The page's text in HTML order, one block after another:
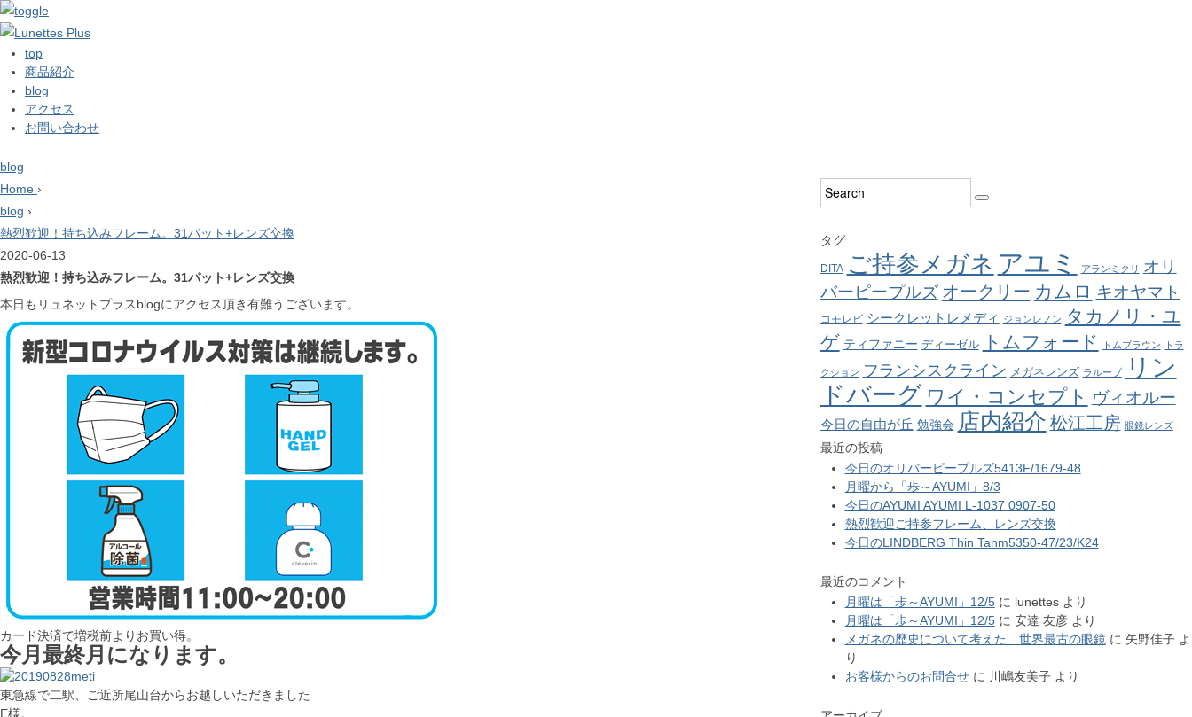
top
商品紹介
blog
アクセス
お問い合わせ
blog
Home ›
blog ›
熱烈歓迎！持ち込みフレーム。31パット+レンズ交換
2020-06-13
熱烈歓迎！持ち込みフレーム。31パット+レンズ交換
本日もリュネットプラスblogにアクセス頂き有難うございます。
カード決済で増税前よりお買い得。
今月最終月になります。
東急線で二駅、ご近所尾山台からお越しいただきました
E様。
タグ
DITA ご持参メガネ アユミ アランミクリ
オリ
バーピープルズ オークリー カムロ キオヤマト
コモレビ シークレットレメディ ジョンレノン タカノリ・ユ
ゲ ティファニー ディーゼル トムフォード トムブラウン トラ
クション フランシスクライン メガネレンズ ラループ
リン
ドバーグ ワイ・コンセプト ヴィオルー
今日の自由が丘 勉強会 店内紹介 松江工房 眼鏡レンズ
最近の投稿
今日のオリバーピープルズ5413F/1679-48
月曜から「歩～AYUMI」8/3
今日のAYUMI AYUMI L-1037 0907-50
熱烈歓迎ご持参フレーム、レンズ交換
今日のLINDBERG Thin Tanm5350-47/23/K24
最近のコメント
月曜は「歩～AYUMI」12/5に lunettesより
月曜は「歩～AYUMI」12/5に 安達 友彦より
メガネの歴史について考えた 世界最古の眼鏡に 矢野佳子よ
り
お客様からのお問合せに 川嶋友美子より